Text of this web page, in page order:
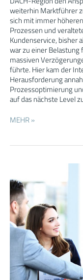
weiterhin Marktführer
sich mit immer
Prozessen und
Kundenservice, bisher
war zu einer
massiven
führte. Hier kam der
Herausforderung
Prozessoptimierung
auf das nächste Level
MEHR »